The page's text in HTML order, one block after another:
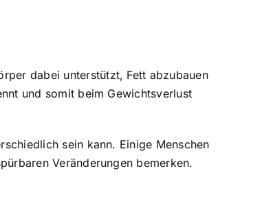
dabei unterstützt, Fett abzubauen
und somit beim Gewichtsverlust
sein kann. Einige Menschen
Veränderungen bemerken.